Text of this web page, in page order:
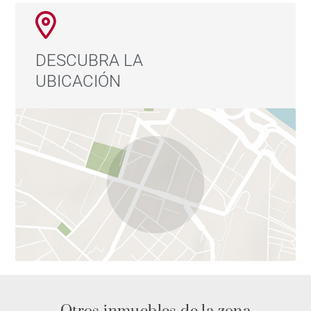
DESCUBRA LA
UBICACIÓN